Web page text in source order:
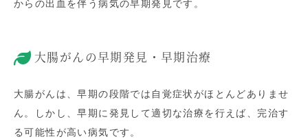
からの出血を伴う病気の早期発見です。
大腸がんの早期発見・早期治療
大腸がんは、早期の段階では自覚症状がほとんどありませ
ん。しかし、早期に発見して適切な治療を行えば、完治す
る可能性が高い病気です。